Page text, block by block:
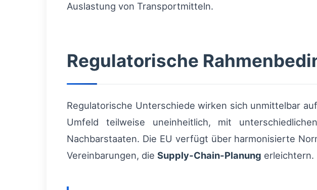
Auslastung von Transportmitteln.
Regulatorische
Regulatorische Unterschiede wirken sich unmittelbar
Umfeld teilweise uneinheitlich, mit
Nachbarstaaten. Die EU verfügt über harmonisierte
Vereinbarungen, die Supply‑Chain‑Planung erleichtern.